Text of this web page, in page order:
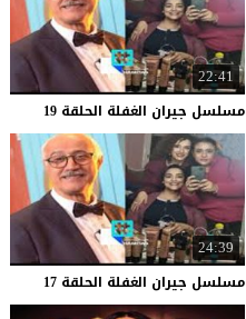
22:41
مسلسل جيران الغفلة الحلقة 19
24:39
مسلسل جيران الغفلة الحلقة 17